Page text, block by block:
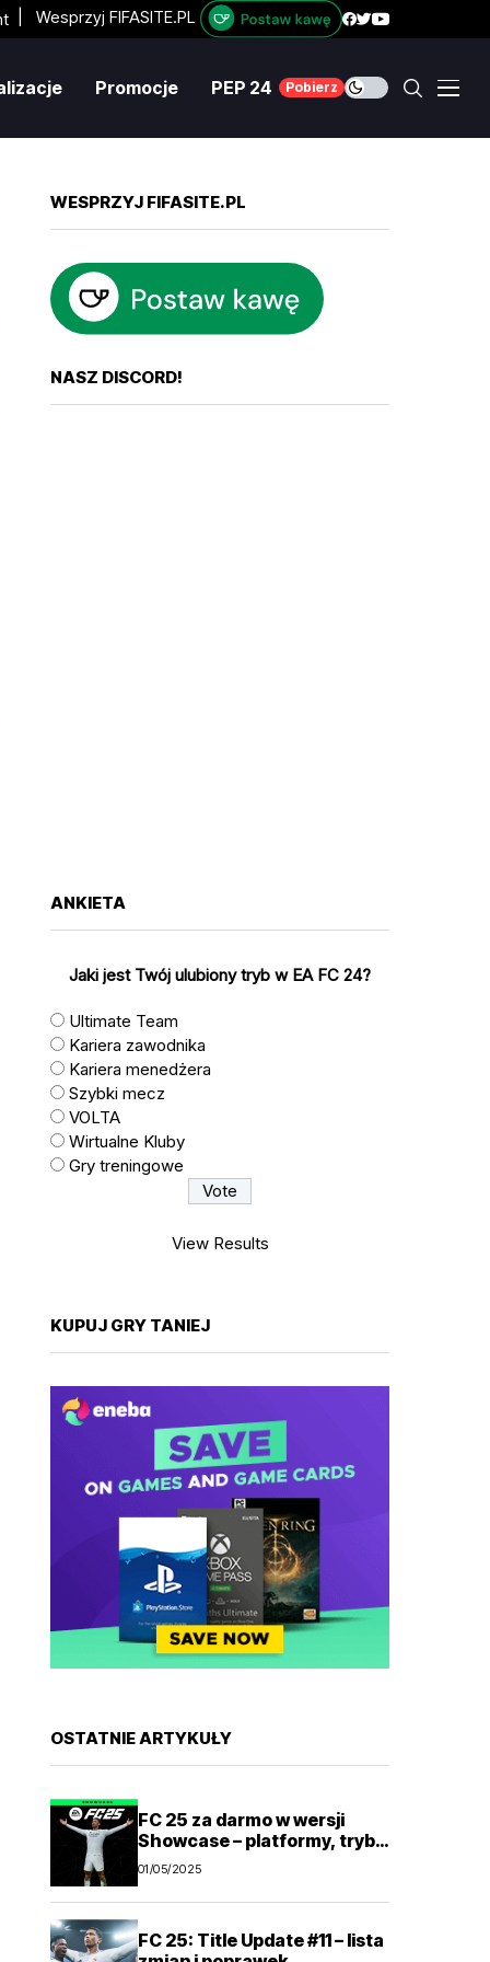
Wesprzyj FIFASITE.PL
Promocje PEP 24 Pobierz
WESPRZYJ FIFASITE.PL
NASZ DISCORD!
ANKIETA
Jaki jest Twój ulubiony tryb w EA FC 24?
Ultimate Team
Kariera zawodnika
Kariera menedżera
Szybki mecz
VOLTA
Wirtualne Kluby
Gry treningowe
View Results
KUPUJ GRY TANIEJ
OSTATNIE ARTYKUŁY
FC 25 za darmo w wersji
Showcase – platformy, tryby
gry
01/05/2025
FC 25: Title Update #11 – lista